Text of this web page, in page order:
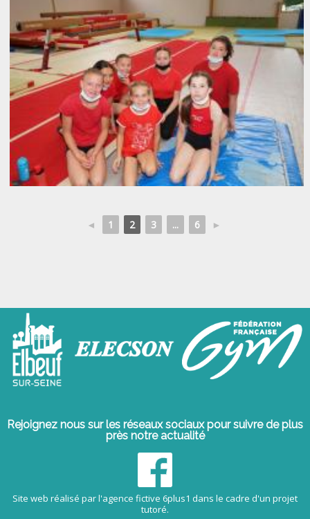
◄ 1 2 3 ... 6 ►
Rejoignez nous sur les réseaux sociaux pour suivre de plus
près notre actualité
Site web réalisé par l'agence fictive 6plus1 dans le cadre d'un projet
tutoré.